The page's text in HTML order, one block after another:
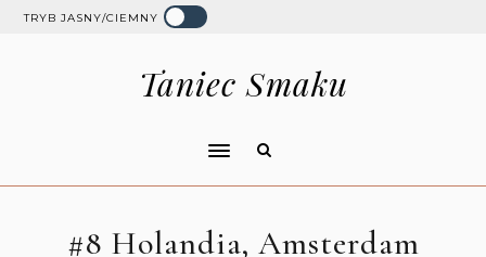
TRYB JASNY/CIEMNY
Taniec Smaku
#8 Holandia, Amsterdam